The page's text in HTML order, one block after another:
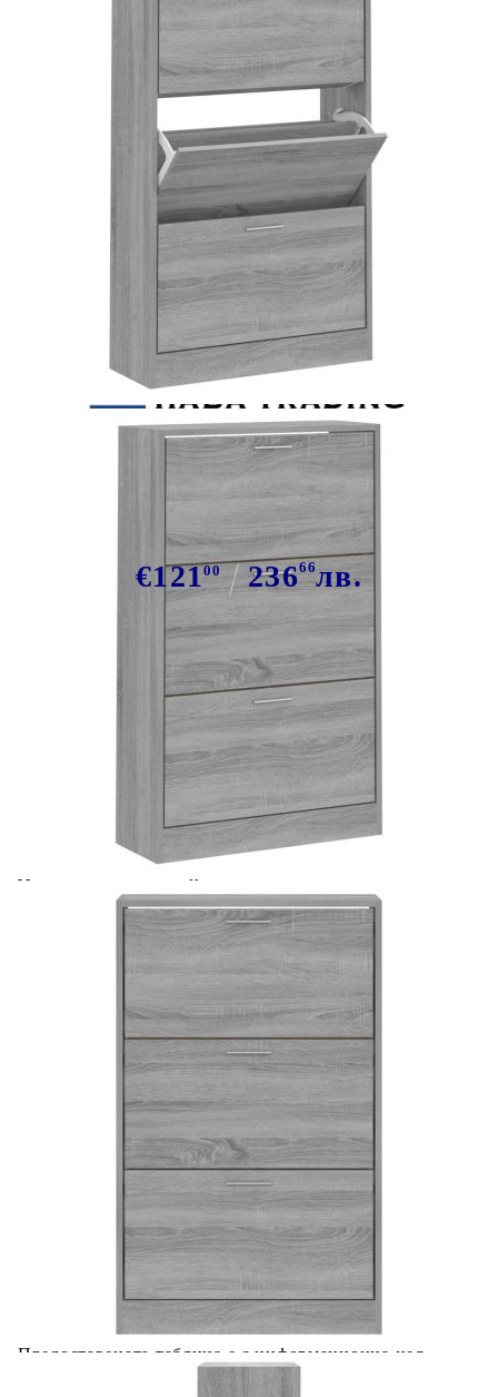
Tweet
Шкаф за обувки, сив сонома,
63x24x103 см, инженерно дърво
€12100 23666лв.
Време за доставка: 5 до 9 дни
Безплатна доставка до адрес при плащане по банков път
Сив сонома
Материал:
Инженерно дърво
63 x 24 x 103 см (Ш x Д x В)
8720286945278
Размери на чекмеджето:
60 x 30,5 см (Ш x В)
Купи на изплащане
Credit calculator
Шкаф за обувки, сив сонома, 63x24x103 см,
Please select credit institution
Extraction of information from credit institutions
Предоставената таблица е с информационна цел.
Добавете продукта в количката си с бутона "Добави в
количката" и при поръчка ще можете да изберете броя
Acest tabel are caracter informativ. Adăugați produsul în
coșul de cumpărături unde veți putea selecta detaliile
cererii de creditare.
Предоставената таблица е с информационна цел.